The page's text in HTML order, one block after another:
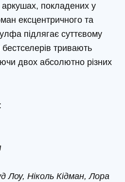
покладених у
ексцентричного та
підлягає суттєвому
тривають
двох абсолютно різних
:
Лоу, Ніколь Кідман, Лора